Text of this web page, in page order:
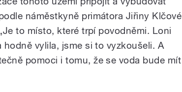
náměstkyně primátora Jiřiny Klčové
to místo, které trpí povodněmi. Loni
vylila, jsme si to vyzkoušeli. A
pomoci i tomu, že se voda bude mít